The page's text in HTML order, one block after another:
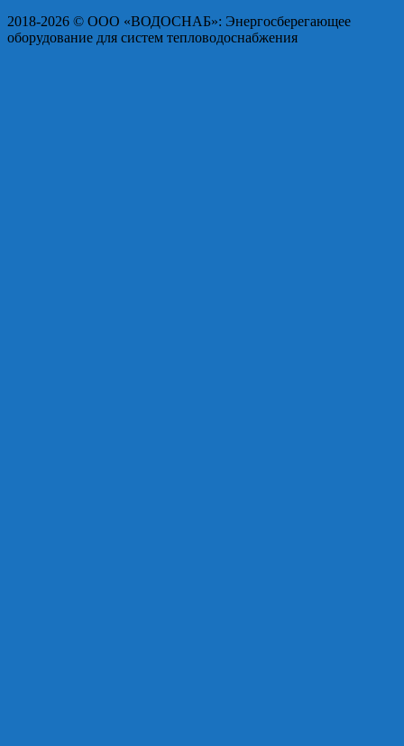
2018-2026 © OOO «ВОДОСНАБ»: Энергосберегающее
оборудование для систем тепловодоснабжения